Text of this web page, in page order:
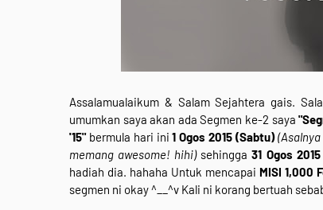
Assalamualaikum & Salam Sejahtera gais.
umumkan saya akan ada Segmen ke-2 saya
'15"bermula hari ini1 Ogos 2015 (Sabtu)
memang awesome! hihi) sehingga31 Ogos
hadiah dia. hahaha Untuk mencapai MISI 1,000
segmen ni okay ^__^v Kali ni korang bertuah